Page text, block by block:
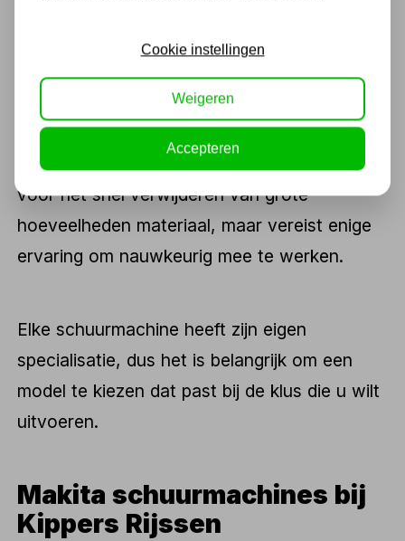
te verwijderen en kan ook worden ingezet
Bandschuurmachine: Dit is een krachtige
schuurmachine die gebruikmaakt van een
ronddraaiende schuurband. Dit type is ideaal
voor het snel verwijderen van grote
hoeveelheden materiaal, maar vereist enige
ervaring om nauwkeurig mee te werken.
Elke schuurmachine heeft zijn eigen
specialisatie, dus het is belangrijk om een
model te kiezen dat past bij de klus die u wilt
uitvoeren.
Makita schuurmachines bij
Kippers Rijssen
Cookie instellingen
Weigeren
Accepteren